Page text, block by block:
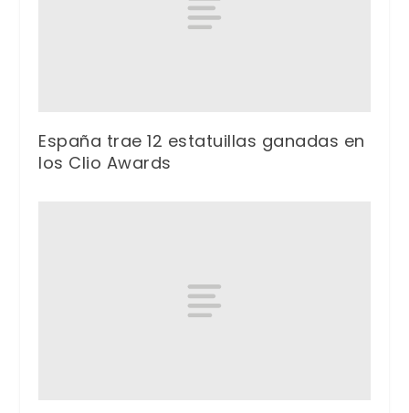
España trae 12 estatuillas ganadas en
los Clio Awards